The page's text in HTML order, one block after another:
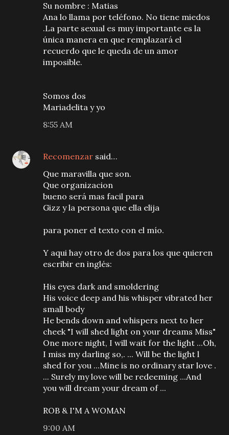
Su nombre : Matias
Ana lo llama por teléfono. No tiene miedos
.La parte sexual es muy importante es la
única manera en que remplazará el
recuerdo que le queda de un amor
imposible.
Somos dos
Mariadelita y yo
8:55 AM
Recomenzar said…
Que maravilla que son.
Que organizacion
bueno será mas facil para
Gizz y la persona que ella elija
para poner el texto con el mío.
Y aqui hay otro de dos para los que quieren
escribir en inglés:
His eyes dark and smoldering
His voice deep and his whisper vibrated her
small body
He bends down and whispers next to her
cheek "I will shed light on your dreams Miss"
One more night, I will wait for the light ...Oh,
I miss my darling so,. ... Will be the light l
shed for you ...Mine is no ordinary star love .
... Surely my love will be redeeming ...And
you will dream your dream of ...
ROB & I'M A WOMAN
9:00 AM